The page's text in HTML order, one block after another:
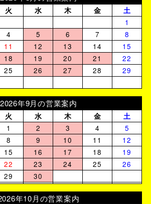
火 水 木 金
土
1
4 5 6 7
8
11 12 13 14
15
18 19 20 21
22
25 26 27 28
29
2026年9月の営業案内
火 水 木 金
土
1
2 3 4
5
8 9 10 11
12
15 16 17 18
19
22 23 24 25
26
29 30
年10月の営業案内